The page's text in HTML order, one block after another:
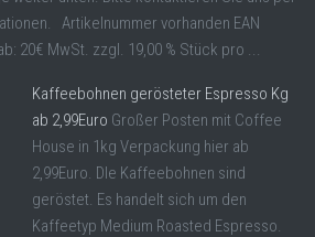
Artikelnummer vorhanden EAN
20€ MwSt. zzgl. 19,00 % Stück pro ...
Kaffeebohnen gerösteter Espresso Kg
ab 2,99Euro Großer Posten mit Coffee
House in 1kg Verpackung hier ab
2,99Euro. DIe Kaffeebohnen sind
geröstet. Es handelt sich um den
Kaffeetyp Medium Roasted Espresso.